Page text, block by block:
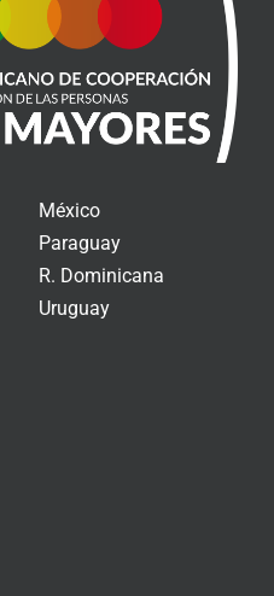
México
Paraguay
R. Dominicana
Uruguay